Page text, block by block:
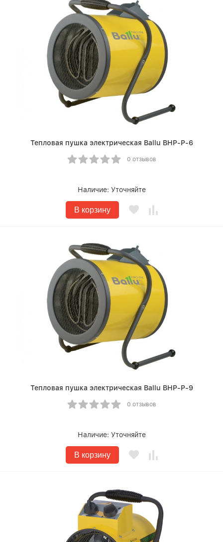
Тепловая пушка электрическая Ballu BHP-P-6
0 отзывов
Наличие: Уточняйте
В корзину
Тепловая пушка электрическая Ballu BHP-P-9
0 отзывов
Наличие: Уточняйте
В корзину